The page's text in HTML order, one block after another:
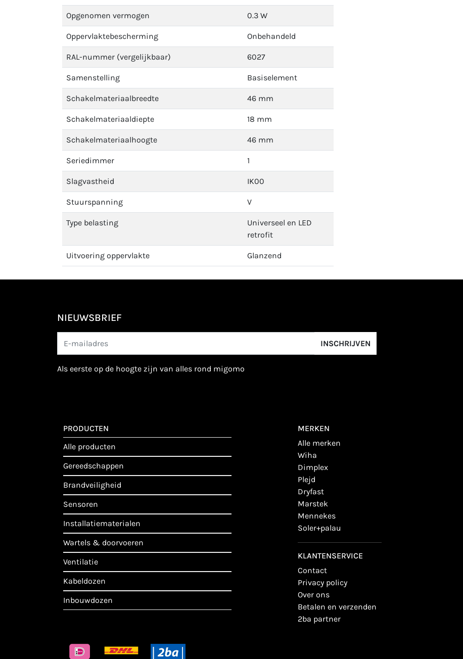
Opgenomen vermogen 0.3 W
Oppervlaktebescherming Onbehandeld
RAL-nummer (vergelijkbaar) 6027
Samenstelling Basiselement
Schakelmateriaalbreedte 46 mm
Schakelmateriaaldiepte 18 mm
Schakelmateriaalhoogte 46 mm
Seriedimmer 1
Slagvastheid IK00
Stuurspanning V
Type belasting
Universeel en LED
retrofit
Uitvoering oppervlakte Glanzend
NIEUWSBRIEF
INSCHRIJVEN
als eerste op de hoogte zijn van alles rond migomo
PRODUCTEN
alle producten
gereedschappen
brandveiligheid
sensoren
installatiematerialen
wartels & doorvoeren
ventilatie
kabeldozen
inbouwdozen
MERKEN
alle merken
wiha
dimplex
plejd
dryfast
marstek
mennekes
soler+palau
KLANTENSERVICE
contact
privacy policy
over ons
betalen en verzenden
2ba partner